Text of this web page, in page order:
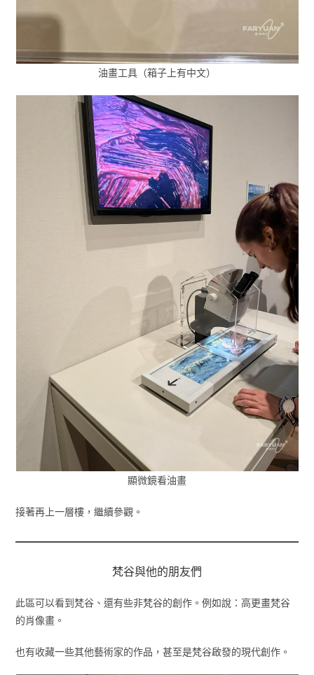
油畫工具（箱子上有中文）
顯微鏡看油畫
接著再上一層樓，繼續參觀。
梵谷與他的朋友們
此區可以看到梵谷、還有些非梵谷的創作。例如說：高更畫梵谷
的肖像畫。
也有收藏一些其他藝術家的作品，甚至是梵谷啟發的現代創作。